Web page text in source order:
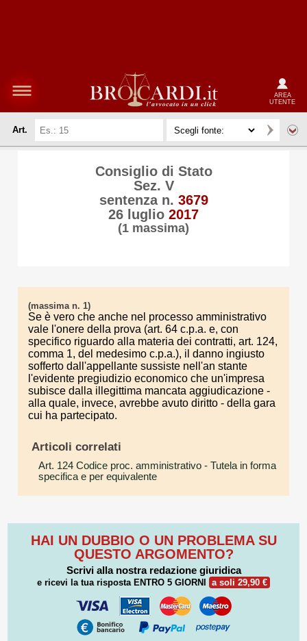
AREA
UTENTE
Art.
Consiglio di Stato
Sez. V
sentenza n. 3679
26 luglio 2017
(1 massima)
(massima n. 1)
Se è vero che anche nel processo amministrativo
vale l'onere della prova (art. 64 c.p.a. e, con
specifico riguardo alla materia dei contratti, art. 124,
comma 1, del medesimo c.p.a.), il danno ingiusto
sofferto dall'appellante sussiste nell'an stante
l'evidente pregiudizio economico che un'impresa
subisce dalla illegittima mancata aggiudicazione -
alla quale, invece, avrebbe avuto diritto - della gara
cui ha partecipato.
Articoli correlati
Art. 124 Codice proc. amministrativo - Tutela in forma
specifica e per equivalente
HAI UN DUBBIO O UN PROBLEMA SU
QUESTO ARGOMENTO?
Scrivi alla nostra redazione giuridica
e ricevi la tua risposta ENTRO 5 GIORNI a soli 29,90 €